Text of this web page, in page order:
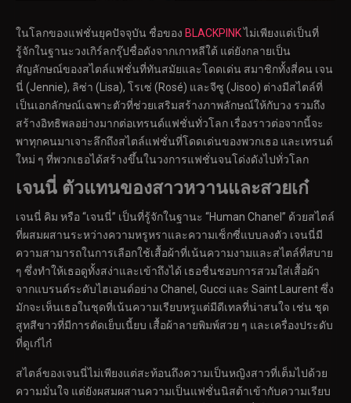
ในโลกของแฟชั่นยุคปัจจุบัน ชื่อของ BLACKPINKไม่เพียงแต่เป็นที่
รู้จักในฐานะวงเกิร์ลกรุ๊ปชื่อดังจากเกาหลีใต้ แต่ยังกลายเป็น
สัญลักษณ์ของสไตล์แฟชั่นที่ทันสมัยและโดดเด่น สมาชิกทั้งสี่คน เจน
นี่ (Jennie), ลิซ่า (Lisa), โรเซ่ (Rosé) และจีซู (Jisoo) ต่างมีสไตล์ที่
เป็นเอกลักษณ์เฉพาะตัวที่ช่วยเสริมสร้างภาพลักษณ์ให้กับวง รวมถึง
สร้างอิทธิพลอย่างมากต่อเทรนด์แฟชั่นทั่วโลก เรื่องราวต่อจากนี้จะ
พาทุกคนมาเจาะลึกถึงสไตล์แฟชั่นที่โดดเด่นของพวกเธอ และเทรนด์
ใหม่ ๆ ที่พวกเธอได้สร้างขึ้นในวงการแฟชั่นจนโด่งดังไปทั่วโลก
เจนนี่ ตัวแทนของสาวหวานและสวยเก๋
เจนนี่ คิม หรือ “เจนนี่” เป็นที่รู้จักในฐานะ “Human Chanel” ด้วยสไตล์
ที่ผสมผสานระหว่างความหรูหราและความเซ็กซี่แบบลงตัว เจนนี่มี
ความสามารถในการเลือกใช้เสื้อผ้าที่เน้นความงามและสไตล์ที่สบาย
ๆ ซึ่งทำให้เธอดูทั้งสง่าและเข้าถึงได้ เธอชื่นชอบการสวมใส่เสื้อผ้า
จากแบรนด์ระดับไฮเอนด์อย่าง Chanel, Gucci และ Saint Laurent ซึ่ง
มักจะเห็นเธอในชุดที่เน้นความเรียบหรูแต่มีดีเทลที่น่าสนใจ เช่น ชุด
สูทสีขาวที่มีการตัดเย็บเนี้ยบ เสื้อผ้าลายพิมพ์สวย ๆ และเครื่องประดับ
ที่ดูเก๋ไก๋
สไตล์ของเจนนี่ไม่เพียงแต่สะท้อนถึงความเป็นหญิงสาวที่เต็มไปด้วย
ความมั่นใจ แต่ยังผสมผสานความเป็นแฟชั่นนิสต้าเข้ากับความเรียบ